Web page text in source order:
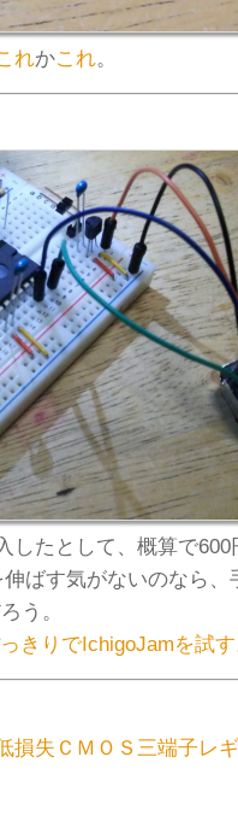
れかこれ。
したとして、概算で
ばす気がないのなら
う。
きりでIchigoJamを試
損失ＣＭＯＳ三端子レ